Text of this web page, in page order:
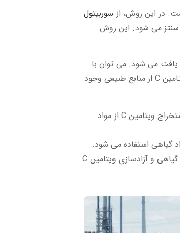
سوربیتول
سنتز می شود. این روش
می شود. می توان با
استخراج از این منابع، ویتامین C را به دست آورد. روش های مختلفی برای استخراج ویتامین C از منابع طبیعی وجود
برای استخراج ویتامین C از مواد
در این روش، از آنزیم ها برای شکستن دیواره سلولی مواد گیاهی و آزادسازی ویتامین C